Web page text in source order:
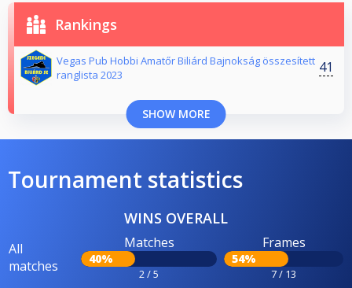
Rankings
Vegas Pub Hobbi Amatőr Biliárd Bajnokság összesített
ranglista 2023
41
SHOW MORE
Tournament statistics
WINS OVERALL
All
matches
Matches
40%
2 / 5
Frames
54%
7 / 13